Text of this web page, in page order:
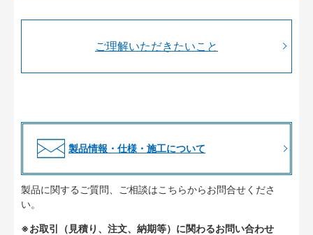
ご理解いただきたいこと
製品情報・仕様・施工について
製品に関するご質問、ご相談はこちらからお問合せくださ
い。
※お取引（見積り、注文、納期等）に関わるお問い合わせ